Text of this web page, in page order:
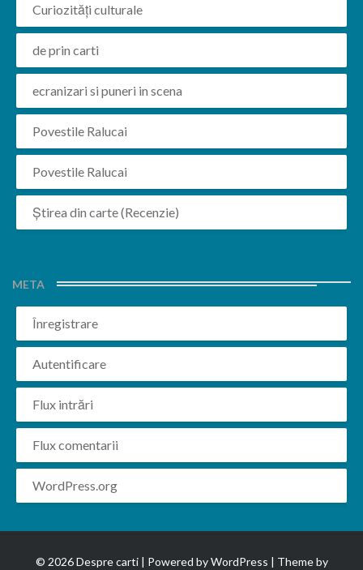
Curiozități culturale
de prin carti
ecranizari si puneri in scena
Povestile Ralucai
Povestile Ralucai
Știrea din carte (Recenzie)
META
Înregistrare
Autentificare
Flux intrări
Flux comentarii
WordPress.org
© 2026 Despre carti | Powered byWordPress | Theme by